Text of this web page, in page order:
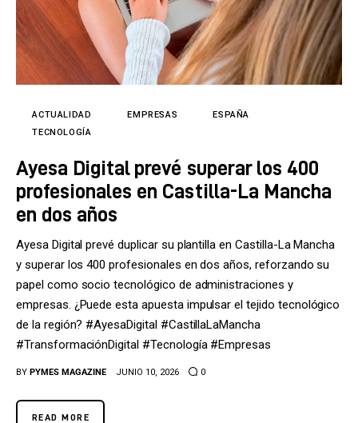
Expertos
Tecnología
Cultura
Directorio
ACTUALIDAD EMPRESAS
ESPAÑA
TECNOLOGÍA
Ayesa Digital prevé superar los 400
profesionales en Castilla-La Mancha
en dos años
Ayesa Digital prevé duplicar su plantilla en Castilla-La Mancha
y superar los 400 profesionales en dos años, reforzando su
papel como socio tecnológico de administraciones y
empresas. ¿Puede esta apuesta impulsar el tejido tecnológico
de la región? #AyesaDigital #CastillaLaMancha
#TransformaciónDigital #Tecnología #Empresas
BY PYMES MAGAZINE JUNIO 10, 2026 0
READ MORE